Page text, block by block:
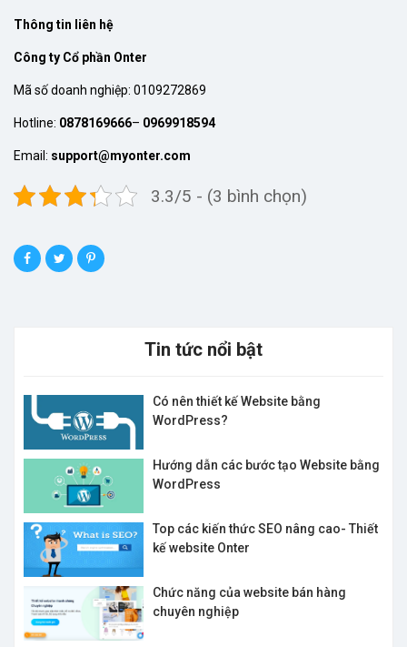
Thông tin liên hệ
Công ty Cổ phần Onter
Mã số doanh nghiệp: 0109272869
Hotline: 0878169666– 0969918594
Email: support@myonter.com
3.3/5 - (3 bình chọn)
Tin tức nổi bật
Có nên thiết kế Website bằng
WordPress?
Hướng dẫn các bước tạo Website bằng
WordPress
Top các kiến thức SEO nâng cao- Thiết
kế website Onter
Chức năng của website bán hàng
chuyên nghiệp